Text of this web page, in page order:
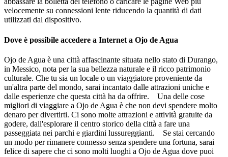
velocemente su connessioni lente riducendo la quantità di dati
utilizzati dal dispositivo.
Dove è possibile accedere a Internet a Ojo de Agua
Ojo de Agua è una città affascinante situata nello stato di Durango,
in Messico, nota per la sua bellezza naturale e il ricco patrimonio
culturale. Che tu sia un locale o un viaggiatore proveniente da
un'altra parte del mondo, sarai incantato dalle attrazioni uniche e
dalle esperienze che questa città ha da offrire. Una delle cose
migliori di viaggiare a Ojo de Agua è che non devi spendere molto
denaro per divertirti. Ci sono molte attrazioni e attività gratuite da
godere, dall'esplorare il centro storico della città a fare una
passeggiata nei parchi e giardini lussureggianti. Se stai cercando
un modo per rimanere connesso senza spendere una fortuna, sarai
felice di sapere che ci sono molti luoghi a Ojo de Agua dove puoi